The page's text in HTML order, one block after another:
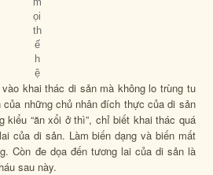
m
ọi
th
ế
h
ệ
khai thác di sản mà không lo trùng tu
những chủ nhân đích thực của di sản
kiểu “ăn xổi ở thì”, chỉ biết khai thác quá
của di sản. Làm biến dạng và biến mất
Còn đe dọa đến tương lai của di sản là
sau này.